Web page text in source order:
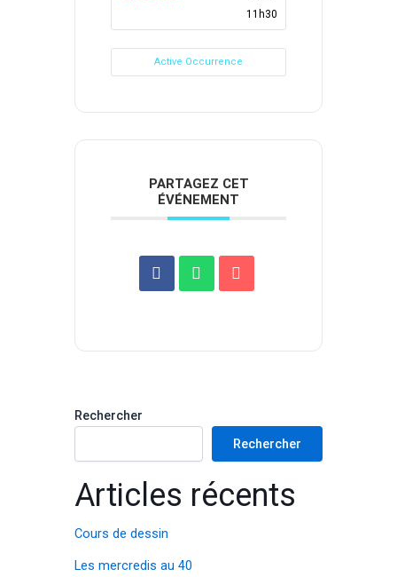
11h30
Active Occurrence
PARTAGEZ CET
ÉVÉNEMENT
Rechercher
Rechercher
Articles récents
Cours de dessin
Les mercredis au 40